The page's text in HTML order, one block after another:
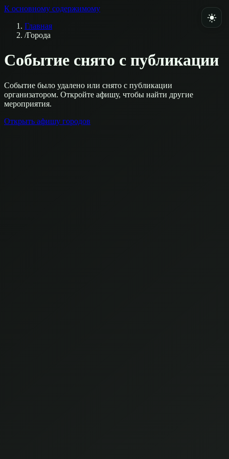
К основному содержимому
Главная
/Города
Событие снято с публикации
Событие было удалено или снято с публикации
организатором. Откройте афишу, чтобы найти другие
мероприятия.
Открыть афишу городов